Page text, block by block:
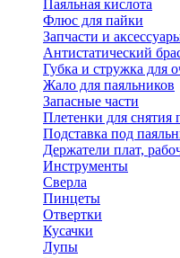
Паяльная кислота
Флюс для пайки
Запчасти и
Антистатический
Губка и стружка для
Жало для паяльников
Запасные части
Плетенки для снятия
Подставка под
Держатели плат,
Инструменты
Сверла
Пинцеты
Отвертки
Кусачки
Лупы